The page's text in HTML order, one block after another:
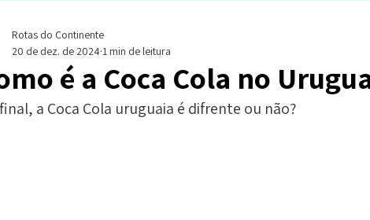
é a Coca Cola no
Rotas do Continente
20 de dez. de 20241 min de leitura
a Coca Cola uruguaia é difrente ou não?